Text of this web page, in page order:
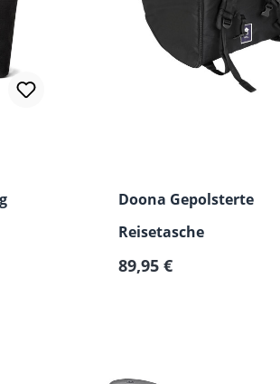
Doona Gepolsterte
Reisetasche
Regulärer Preis:
89,95 €